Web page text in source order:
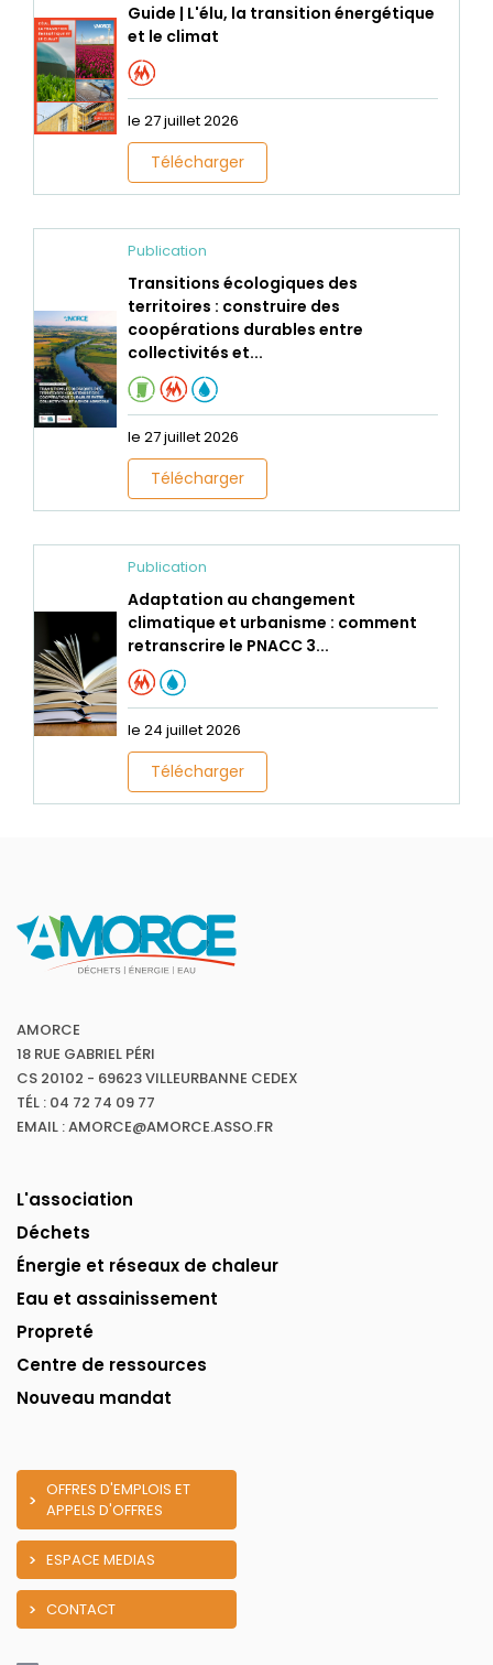
Guide | L'élu, la transition énergétique
et le climat
le 27 juillet 2026
Télécharger
Publication
Transitions écologiques des
territoires : construire des
coopérations durables entre
collectivités et...
le 27 juillet 2026
Télécharger
Publication
Adaptation au changement
climatique et urbanisme : comment
retranscrire le PNACC 3...
le 24 juillet 2026
Télécharger
AMORCE
18 RUE GABRIEL PÉRI
CS 20102 - 69623 VILLEURBANNE CEDEX
TÉL : 04 72 74 09 77
EMAIL : AMORCE@AMORCE.ASSO.FR
L'association
Déchets
Énergie et réseaux de chaleur
Eau et assainissement
Propreté
Centre de ressources
Nouveau mandat
OFFRES D'EMPLOIS ET
APPELS D'OFFRES
ESPACE MEDIAS
CONTACT